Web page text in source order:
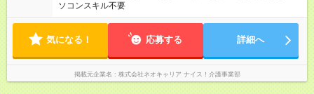
ソコンスキル不要
気になる！ 応募する 詳細へ
掲載元企業名 株式会社ネオキャリア ナイス！介護事業部